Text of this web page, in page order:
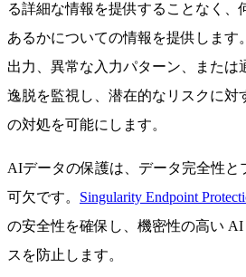
る詳細な情報を提供することなく、
あるかについての情報を提供します
出力、異常な入力パターン、または
逸脱を監視し、潜在的なリスクに対
の対処を可能にします。
AIデータの保護は、データ完全性と
可欠です。 Singularity Endpoint
の安全性を確保し、機密性の高い
スを防止します。